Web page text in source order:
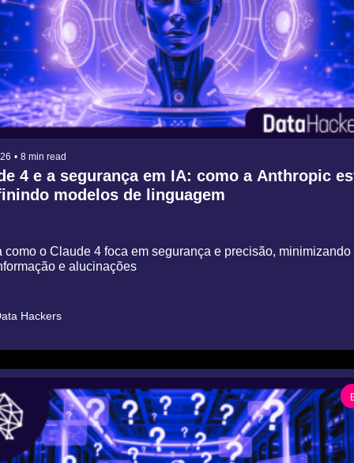
• 8 min read
4 e a segurança em IA: como a Anthropic
modelos de linguagem
como o Claude 4 foca em segurança e precisão, minimizando
e alucinações
Hackers